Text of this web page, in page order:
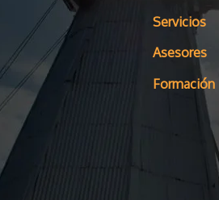
Servicios
Asesores
Formación